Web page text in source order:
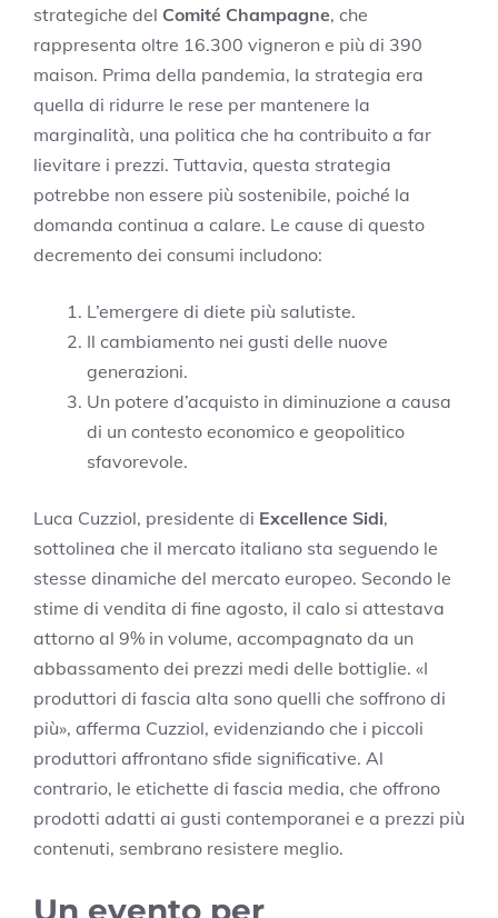
strategiche del Comité Champagne, che
rappresenta oltre 16.300 vigneron e più di 390
maison. Prima della pandemia, la strategia era
quella di ridurre le rese per mantenere la
marginalità, una politica che ha contribuito a far
lievitare i prezzi. Tuttavia, questa strategia
potrebbe non essere più sostenibile, poiché la
domanda continua a calare. Le cause di questo
decremento dei consumi includono:
L’emergere di diete più salutiste.
Il cambiamento nei gusti delle nuove
generazioni.
Un potere d’acquisto in diminuzione a causa
di un contesto economico e geopolitico
sfavorevole.
Luca Cuzziol, presidente di Excellence Sidi,
sottolinea che il mercato italiano sta seguendo le
stesse dinamiche del mercato europeo. Secondo le
stime di vendita di fine agosto, il calo si attestava
attorno al 9% in volume, accompagnato da un
abbassamento dei prezzi medi delle bottiglie. «I
produttori di fascia alta sono quelli che soffrono di
più», afferma Cuzziol, evidenziando che i piccoli
produttori affrontano sfide significative. Al
contrario, le etichette di fascia media, che offrono
prodotti adatti ai gusti contemporanei e a prezzi più
contenuti, sembrano resistere meglio.
Un evento per